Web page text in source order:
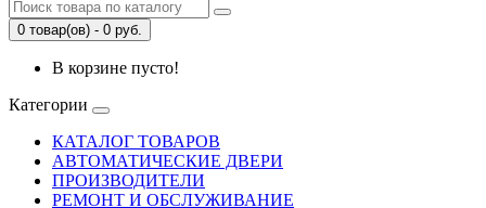
0 товар(ов) - 0 руб.
В корзине пусто!
Категории
КАТАЛОГ ТОВАРОВ
АВТОМАТИЧЕСКИЕ ДВЕРИ
ПРОИЗВОДИТЕЛИ
РЕМОНТ И ОБСЛУЖИВАНИЕ